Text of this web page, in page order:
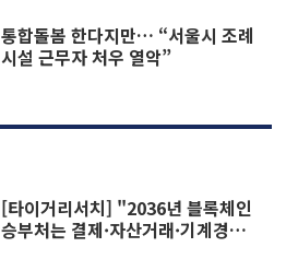
통합돌봄 한다지만… “서울시 조례
시설 근무자 처우 열악”
[타이거리서치] "2036년 블록체인
승부처는 결제·자산거래·기계경제